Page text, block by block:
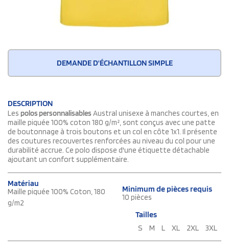
DEMANDE D'ÉCHANTILLON SIMPLE
DESCRIPTION
Les polos personnalisables Austral unisexe à manches courtes, en
maille piquée 100% coton 180 g/m², sont conçus avec une patte
de boutonnage à trois boutons et un col en côte 1x1. Il présente
des coutures recouvertes renforcées au niveau du col pour une
durabilité accrue. Ce polo dispose d'une étiquette détachable
ajoutant un confort supplémentaire.
Matériau
Maille piquée 100% Coton, 180
g/m2
Minimum de pièces requis
10 pièces
Tailles
S
M L XL 2XL 3XL